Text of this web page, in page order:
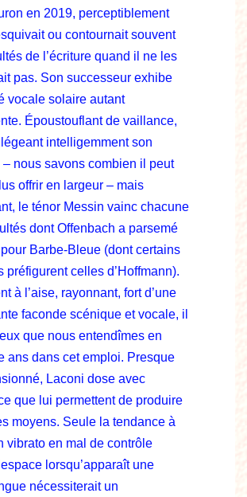
en 2019, perceptiblement
ou contournait souvent
de l’écriture quand il ne les
pas. Son successeur exhibe
vocale solaire autant
Époustouflant de vaillance,
intelligemment son
nous savons combien il peut
offrir en largeur – mais
le ténor Messin vainc chacune
dont Offenbach a parsemé
pour Barbe-Bleue (dont certains
préfigurent celles d’Hoffmann).
à l’aise, rayonnant, fort d’une
faconde scénique et vocale, il
que nous entendîmes en
ans dans cet emploi. Presque
Laconi dose avec
que lui permettent de produire
moyens. Seule la tendance à
vibrato en mal de contrôle
lorsqu’apparaît une
nécessiterait un